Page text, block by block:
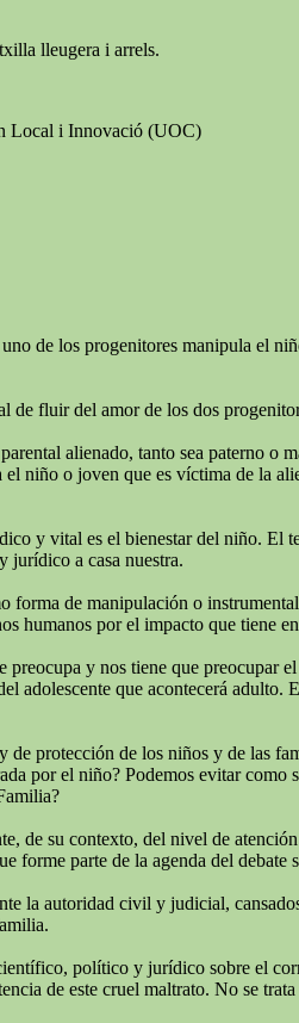
lleugera i arrels.
Local i Innovació (UOC)
de los progenitores manipula el
fluir del amor de los dos
alienado, tanto sea paterno o
niño o joven que es víctima de la
y vital es el bienestar del niño. El
jurídico a casa nuestra.
forma de manipulación o
humanos por el impacto que tiene
y nos tiene que preocupar
que acontecerá adulto.
protección de los niños y de las
por el niño? Podemos evitar como
de su contexto, del nivel de
forme parte de la agenda del
la autoridad civil y judicial,
político y jurídico sobre el
de este cruel maltrato. No se